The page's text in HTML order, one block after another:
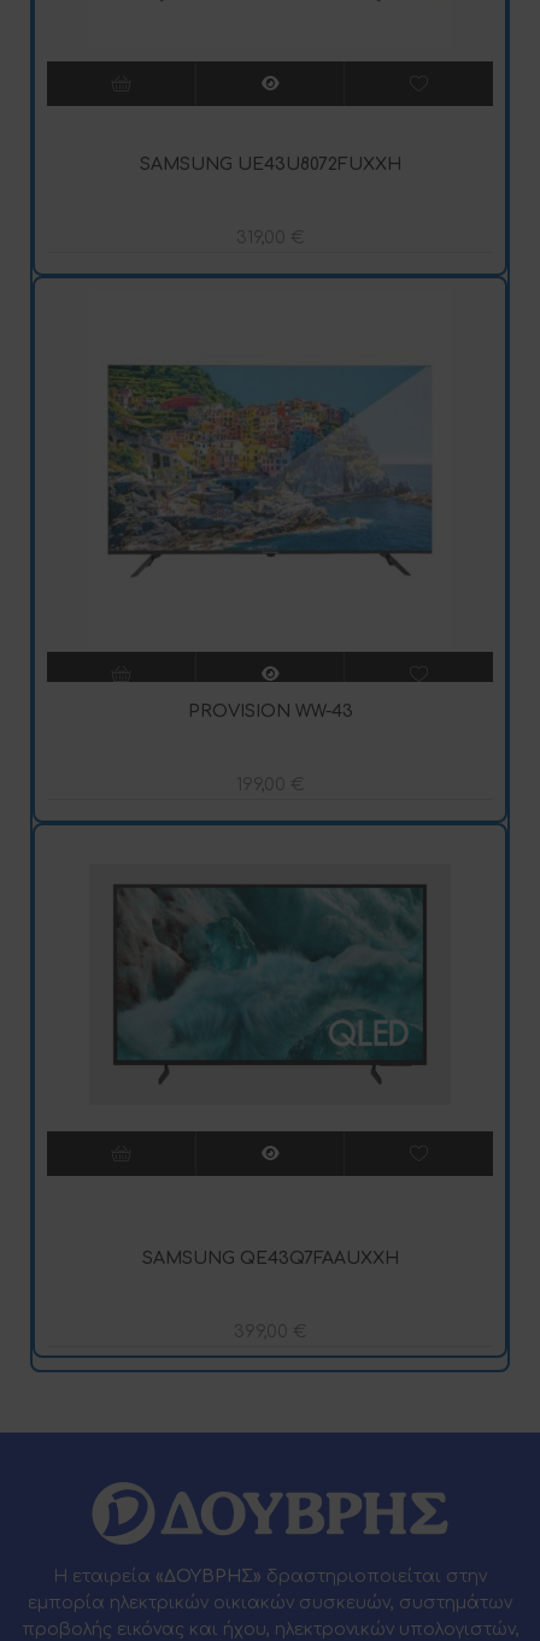
SAMSUNG UE43U8072FUXXH
319,00 €
PROVISION WW-43
199,00 €
SAMSUNG QE43Q7FAAUXXH
399,00 €
Η εταιρεία «ΔΟΥΒΡΗΣ» δραστηριοποιείται στην
εμπορία ηλεκτρικών οικιακών συσκευών, συστημάτων
προβολής εικόνας και ήχου, ηλεκτρονικών υπολογιστών,